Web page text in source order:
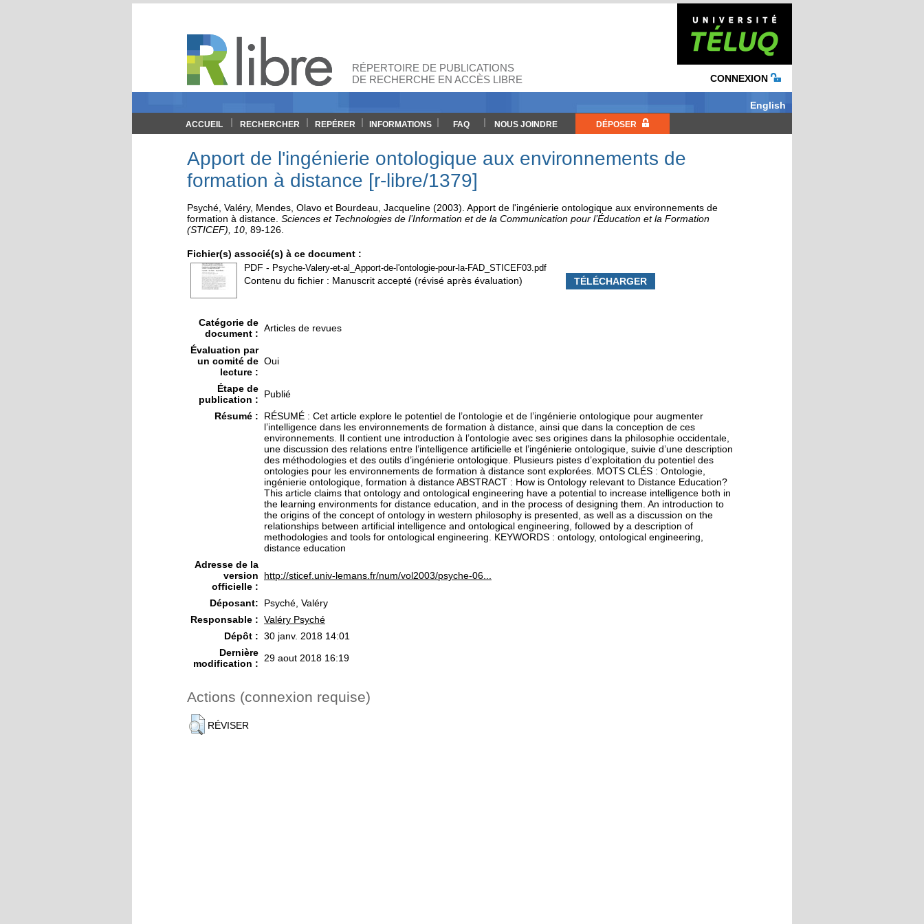
CONNEXION
English
RÉPERTOIRE DE PUBLICATIONS
DE RECHERCHE EN ACCÈS LIBRE
ACCUEIL RECHERCHER REPÉRER INFORMATIONS FAQ NOUS JOINDRE DÉPOSER
Apport de l'ingénierie ontologique aux environnements de
formation à distance [r-libre/1379]
Psyché, Valéry, Mendes, Olavo et Bourdeau, Jacqueline (2003). Apport de l'ingénierie ontologique aux environnements de
formation à distance Sciences et Technologies de l’Information et de la Communication pour l’Éducation et la Formation
(STICEF), 10 , 89-126.
Fichier(s) associé(s) à ce document :
PDF - Psyche-Valery-et-al_Apport-de-l'ontologie-pour-la-FAD_STICEF03.pdf
Contenu du fichier : Manuscrit accepté (révisé après évaluation) TÉLÉCHARGER
Catégorie de
document : Articles de revues
Évaluation par
un comité de
lecture :
Oui
Étape de
publication :
Publié
Résumé :
RÉSUMÉ : Cet article explore le potentiel de l’ontologie et de l’ingénierie ontologique pour augmenter
l’intelligence dans les environnements de formation à distance, ainsi que dans la conception de ces
environnements. Il contient une introduction à l’ontologie avec ses origines dans la philosophie occidentale,
une discussion des relations entre l’intelligence artificielle et l’ingénierie ontologique, suivie d’une description
des méthodologies et des outils d’ingénierie ontologique. Plusieurs pistes d’exploitation du potentiel des
ontologies pour les environnements de formation à distance sont explorées. MOTS CLÉS : Ontologie,
ingénierie ontologique, formation à distance ABSTRACT : How is Ontology relevant to Distance Education?
This article claims that ontology and ontological engineering have a potential to increase intelligence both in
the learning environments for distance education, and in the process of designing them. An introduction to
the origins of the concept of ontology in western philosophy is presented, as well as a discussion on the
relationships between artificial intelligence and ontological engineering, followed by a description of
methodologies and tools for ontological engineering. KEYWORDS : ontology, ontological engineering,
distance education
Adresse de la
version
officielle :
http://sticef.univ-lemans.fr/num/vol2003/psyche-06...
Déposant:
Psyché, Valéry
Responsable : Valéry Psyché
Dépôt : 30 janv. 2018 14:01
Dernière
modification :
29 aout 2018 16:19
Actions (connexion requise)
RÉVISER